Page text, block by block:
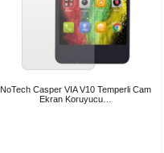
NoTech Casper VIA V10 Temperli Cam
Ekran Koruyucu…